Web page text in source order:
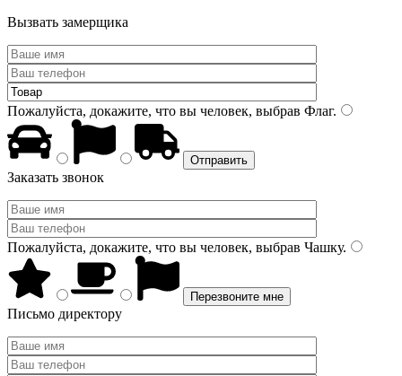
Вызвать замерщика
Пожалуйста, докажите, что вы человек, выбрав Флаг.
Заказать звонок
Пожалуйста, докажите, что вы человек, выбрав Чашку.
Письмо директору